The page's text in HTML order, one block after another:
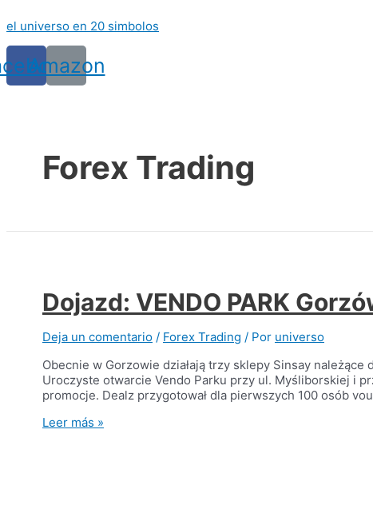
al
contenido
el universo en 20 simbolos
Amazon
Forex Trading
Dojazd: VENDO PARK
Deja un comentario / Forex Trading / Por universo
Obecnie w Gorzowie działają trzy sklepy Sinsay
Uroczyste otwarcie Vendo Parku przy ul. Myśliborskiej i
promocje. Dealz przygotował dla pierwszych 100 osób
Dojazd:
Leer más »